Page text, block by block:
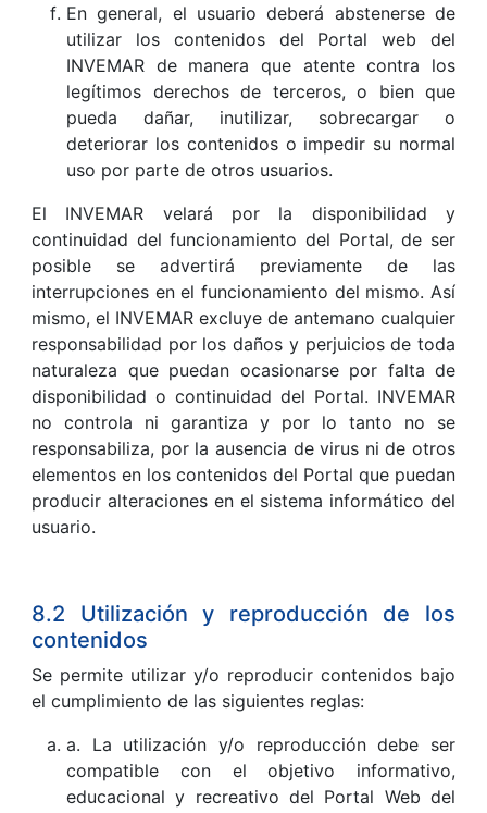
En general, el usuario deberá abstenerse de
utilizar los contenidos del Portal web del
INVEMAR de manera que atente contra los
legítimos derechos de terceros, o bien que
pueda dañar, inutilizar, sobrecargar o
deteriorar los contenidos o impedir su normal
uso por parte de otros usuarios.
El INVEMAR velará por la disponibilidad y
continuidad del funcionamiento del Portal, de ser
posible se advertirá previamente de las
interrupciones en el funcionamiento del mismo. Así
mismo, el INVEMAR excluye de antemano cualquier
responsabilidad por los daños y perjuicios de toda
naturaleza que puedan ocasionarse por falta de
disponibilidad o continuidad del Portal. INVEMAR
no controla ni garantiza y por lo tanto no se
responsabiliza, por la ausencia de virus ni de otros
elementos en los contenidos del Portal que puedan
producir alteraciones en el sistema informático del
usuario.
8.2 Utilización y reproducción de los
contenidos
Se permite utilizar y/o reproducir contenidos bajo
el cumplimiento de las siguientes reglas:
a. La utilización y/o reproducción debe ser
compatible con el objetivo informativo,
educacional y recreativo del Portal Web del